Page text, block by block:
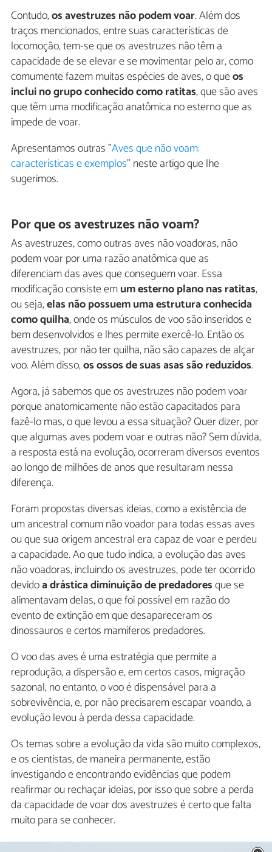
Contudo,os avestruzes não podem voar. Além dos
traços mencionados, entre suas características de
locomoção, tem-se que os avestruzes não têm a
capacidade de se elevar e se movimentar pelo ar, como
comumente fazem muitas espécies de aves, o queos
inclui no grupo conhecido como ratitas, que são aves
que têm uma modificação anatômica no esterno que as
impede de voar.
Apresentamos outras "Aves que não voam:
características e exemplos" neste artigo que lhe
sugerimos.
Por que os avestruzes não voam?
As avestruzes, como outras aves não voadoras, não
podem voar por uma razão anatômica que as
diferenciam das aves que conseguem voar. Essa
modificação consiste emum esterno plano nas ratitas,
ou seja,elas não possuem uma estrutura conhecida
como quilha, onde os músculos de voo são inseridos e
bem desenvolvidos e lhes permite exercê-lo. Então os
avestruzes, por não ter quilha, não são capazes de alçar
voo. Além disso,os ossos de suas asas são reduzidos.
Agora, já sabemos que os avestruzes não podem voar
porque anatomicamente não estão capacitados para
fazê-lo mas, o que levou a essa situação? Quer dizer, por
que algumas aves podem voar e outras não? Sem dúvida,
a resposta está na evolução, ocorreram diversos eventos
ao longo de milhões de anos que resultaram nessa
diferença.
Foram propostas diversas ideias, como a existência de
um ancestral comum não voador para todas essas aves
ou que sua origem ancestral era capaz de voar e perdeu
a capacidade. Ao que tudo indica, a evolução das aves
não voadoras, incluindo os avestruzes, pode ter ocorrido
devidoa drástica diminuição de predadoresque se
alimentavam delas, o que foi possível em razão do
evento de extinção em que desapareceram os
dinossauros e certos mamíferos predadores.
O voo das aves é uma estratégia que permite a
reprodução, a dispersão e, em certos casos, migração
sazonal, no entanto, o voo é dispensável para a
sobrevivência, e, por não precisarem escapar voando, a
evolução levou à perda dessa capacidade.
Os temas sobre a evolução da vida são muito complexos,
e os cientistas, de maneira permanente, estão
investigando e encontrando evidências que podem
reafirmar ou rechaçar ideias, por isso que sobre a perda
da capacidade de voar dos avestruzes é certo que falta
muito para se conhecer.